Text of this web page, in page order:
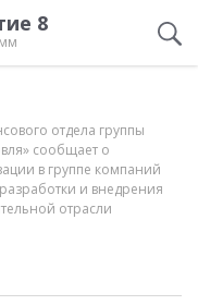
8
отдела группы
сообщает о
в группе компаний
и внедрения
отрасли